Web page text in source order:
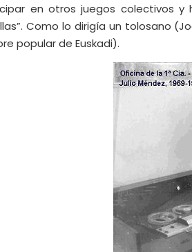
en otros juegos colectivos
Como lo dirigía un tolosano
popular de Euskadi).